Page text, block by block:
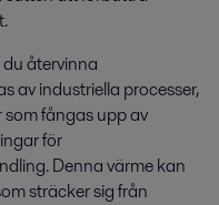
återvinna
av industriella processer,
fångas upp av
för
Denna värme kan
sträcker sig från